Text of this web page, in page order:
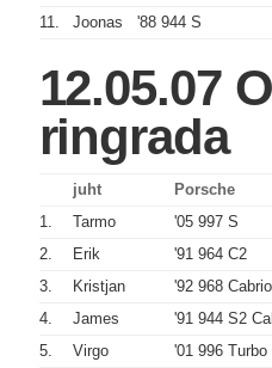
11.
Joonas '88 944 S
12.05.07
ringrada
juht Porsche
1.
Tarmo '05 997 S
2.
Erik '91 964 C2
3.
Kristjan '92 968 Cabrio
4.
James '91 944 S2
5.
Virgo '01 996 Turbo